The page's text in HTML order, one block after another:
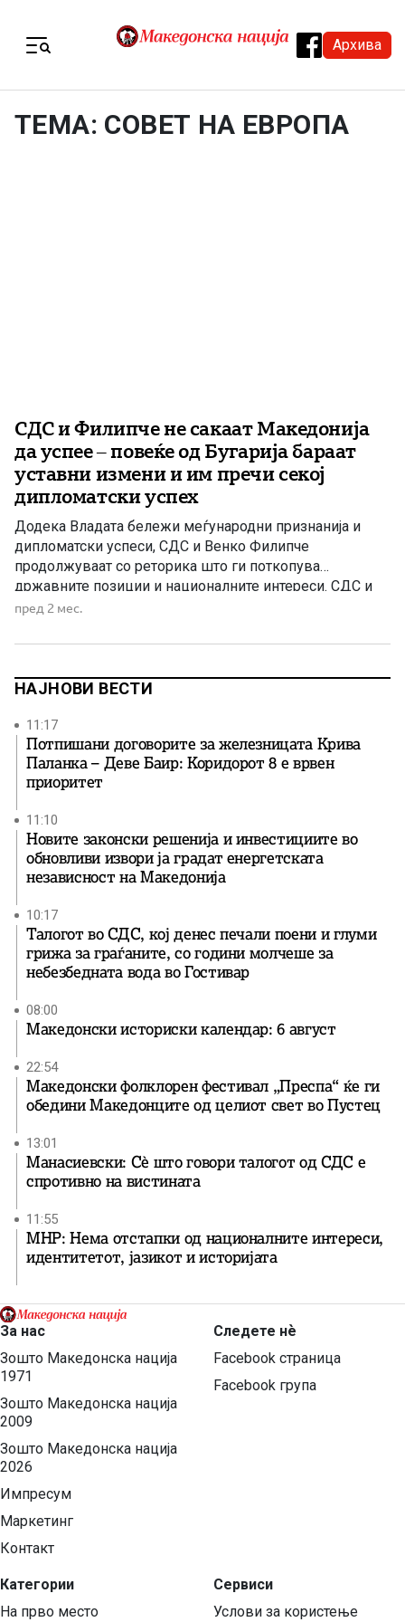
Архива
ТЕМА: СОВЕТ НА ЕВРОПА
СДС и Филипче не сакаат Македонија
да успее – повеќе од Бугарија бараат
уставни измени и им пречи секој
дипломатски успех
Додека Владата бележи меѓународни признанија и
дипломатски успеси, СДС и Венко Филипче
продолжуваат со реторика што ги поткопува
државните позиции и националните интереси. СДС и
Венко Филипче не можат да ја сокријат нервозата од
на домашен и меѓународен план, па сè почесто
[…]
пред 2 мес.
НАЈНОВИ ВЕСТИ
11:17
Потпишани договорите за железницата Крива
Паланка – Деве Баир: Коридорот 8 е врвен
приоритет
11:10
Новите законски решенија и инвестициите во
обновливи извори ја градат енергетската
независност на Македонија
10:17
Талогот во СДС, кој денес печали поени и глуми
грижа за граѓаните, со години молчеше за
небезбедната вода во Гостивар
08:00
Македонски историски календар: 6 август
22:54
Македонски фолклорен фестивал „Преспа“ ќе ги
обедини Македонците од целиот свет во Пустец
13:01
Манасиевски: Сè што говори талогот од СДС е
спротивно на вистината
11:55
МНР: Нема отстапки од националните интереси,
идентитетот, јазикот и историјата
За нас
Зошто Македонска нација
1971
Зошто Македонска нација
2009
Зошто Македонска нација
2026
Импресум
Маркетинг
Контакт
Категории
На прво место
Следете нѐ
Facebook страница
Facebook група
Сервиси
Услови за користење